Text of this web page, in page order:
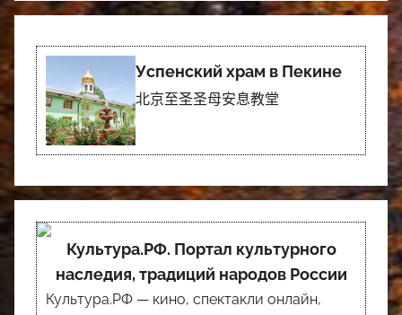
Успенский храм в Пекине
北京至圣圣母安息教堂
Культура.РФ. Портал культурного
наследия, традиций народов России
Культура.РФ — кино, спектакли онлайн,